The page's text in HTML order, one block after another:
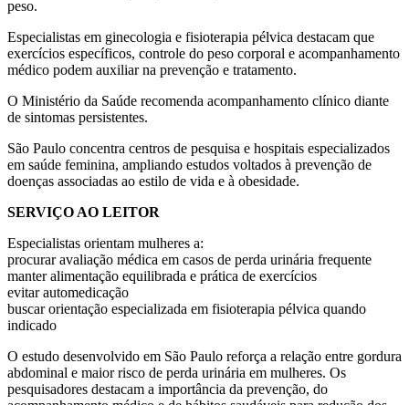
peso.
Especialistas em ginecologia e fisioterapia pélvica destacam que
exercícios específicos, controle do peso corporal e acompanhamento
médico podem auxiliar na prevenção e tratamento.
O Ministério da Saúde recomenda acompanhamento clínico diante
de sintomas persistentes.
São Paulo concentra centros de pesquisa e hospitais especializados
em saúde feminina, ampliando estudos voltados à prevenção de
doenças associadas ao estilo de vida e à obesidade.
SERVIÇO AO LEITOR
Especialistas orientam mulheres a:
procurar avaliação médica em casos de perda urinária frequente
manter alimentação equilibrada e prática de exercícios
evitar automedicação
buscar orientação especializada em fisioterapia pélvica quando
indicado
O estudo desenvolvido em São Paulo reforça a relação entre gordura
abdominal e maior risco de perda urinária em mulheres. Os
pesquisadores destacam a importância da prevenção, do